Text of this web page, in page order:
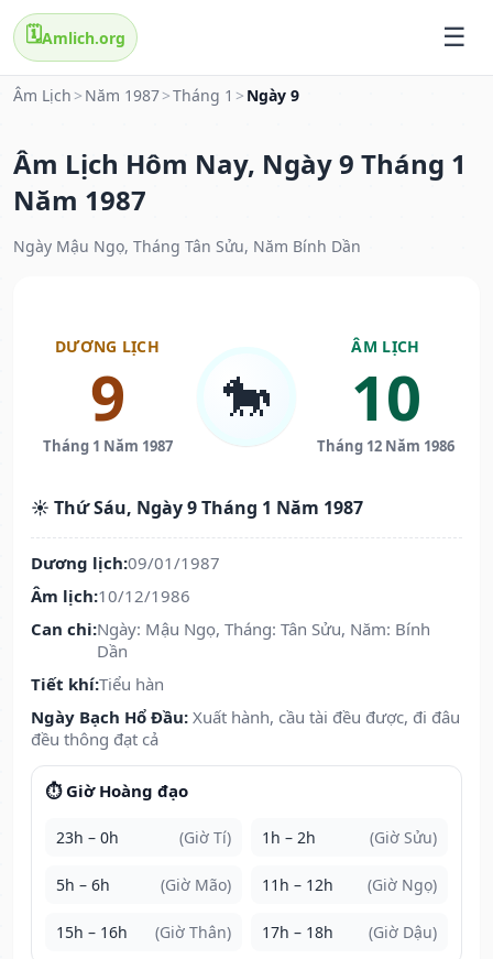
🗓️Amlich.org
Âm Lịch > Năm 1987>Tháng 1 > Ngày 9
Âm Lịch Hôm Nay, Ngày 9 Tháng 1
Năm 1987
Ngày Mậu Ngọ, Tháng Tân Sửu, Năm Bính Dần
DƯƠNG LỊCH
9
Tháng 1 Năm 1987
🐎
ÂM LỊCH
10
Tháng 12 Năm 1986
☀️ Thứ Sáu, Ngày 9 Tháng 1 Năm 1987
Dương lịch:09/01/1987
Âm lịch:10/12/1986
Can chi:Ngày: Mậu Ngọ, Tháng: Tân Sửu, Năm: Bính
Dần
Tiết khí:Tiểu hàn
Ngày Bạch Hổ Đầu: Xuất hành, cầu tài đều được, đi đâu
đều thông đạt cả
⏱️ Giờ Hoàng đạo
23h – 0h (Giờ Tí) 1h – 2h (Giờ Sửu)
5h – 6h (Giờ Mão) 11h – 12h (Giờ Ngọ)
15h – 16h (Giờ Thân) 17h – 18h (Giờ Dậu)